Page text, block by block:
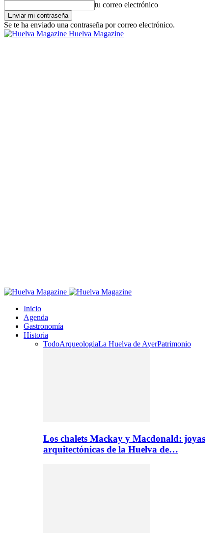
tu correo electrónico
Se te ha enviado una contraseña por correo electrónico.
Huelva Magazine
Inicio
Agenda
Gastronomía
Historia
TodoArqueologiaLa Huelva de AyerPatrimonio
Los chalets Mackay y Macdonald: joyas
arquitectónicas de la Huelva de…